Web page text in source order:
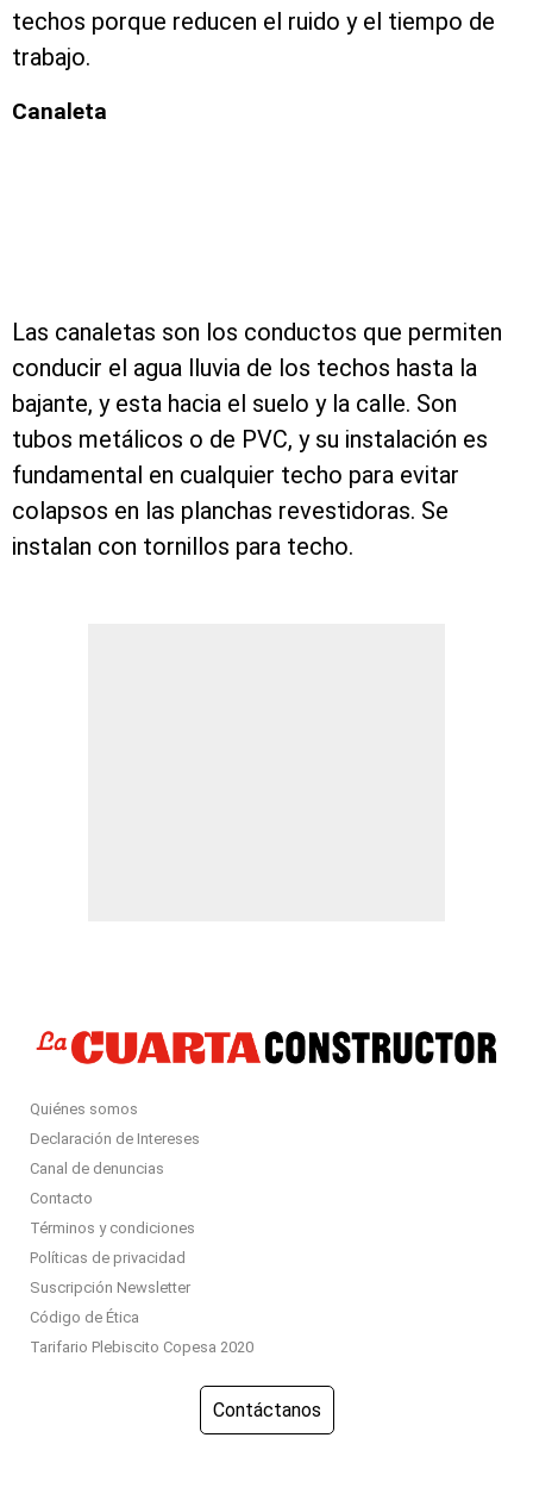
techos porque reducen el ruido y el tiempo de
trabajo.
Canaleta
Las canaletas son los conductos que permiten
conducir el agua lluvia de los techos hasta la
bajante, y esta hacia el suelo y la calle. Son
tubos metálicos o de PVC, y su instalación es
fundamental en cualquier techo para evitar
colapsos en las planchas revestidoras. Se
instalan con tornillos para techo.
Quiénes somos
Declaración de Intereses
Canal de denuncias
Contacto
Términos y condiciones
Políticas de privacidad
Suscripción Newsletter
Código de Ética
Tarifario Plebiscito Copesa 2020
Contáctanos